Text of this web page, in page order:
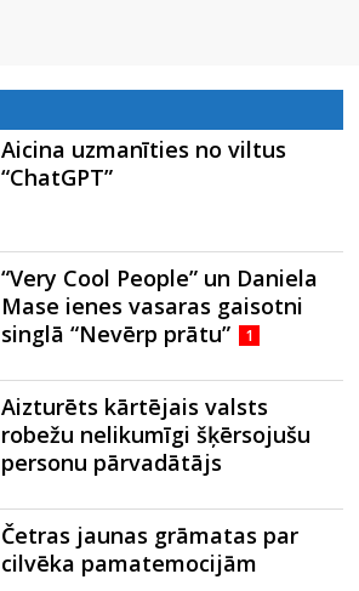
Aicina uzmanīties no viltus
“ChatGPT”
“Very Cool People” un Daniela
Mase ienes vasaras gaisotni
singlā “Nevērp prātu”
1
Aizturēts kārtējais valsts
robežu nelikumīgi šķērsojušu
personu pārvadātājs
Četras jaunas grāmatas par
cilvēka pamatemocijām